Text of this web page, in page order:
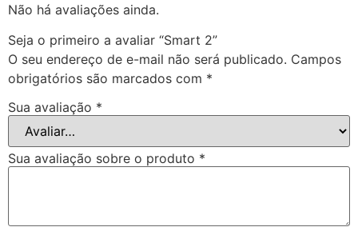
Não há avaliações ainda.
Seja o primeiro a avaliar “Smart 2”
O seu endereço de e-mail não será publicado. Campos
obrigatórios são marcados com *
Sua avaliação *
Sua avaliação sobre o produto *